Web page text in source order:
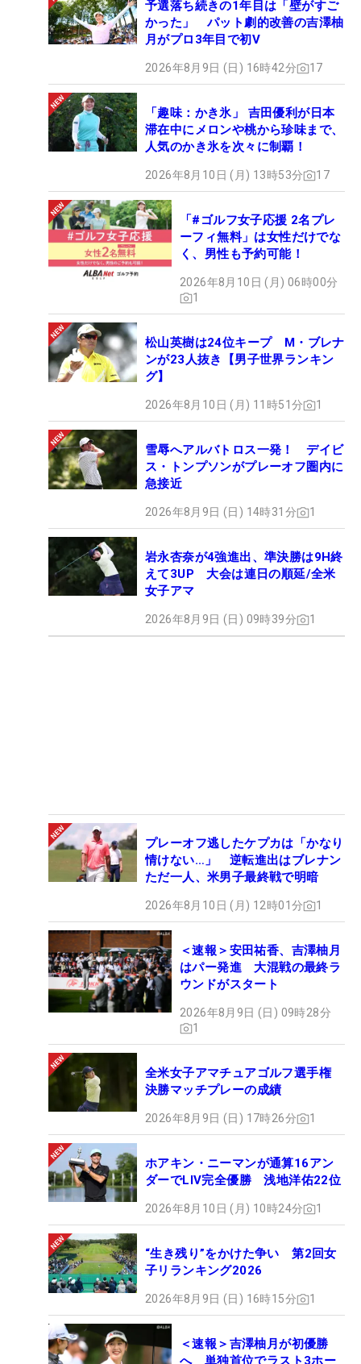
予選落ち続きの1年目は「壁がすご
かった」 パット劇的改善の吉澤柚
月がプロ3年目で初V
2026年8月9日 (日) 16時42分 17
「趣味：かき氷」 吉田優利が日本
滞在中にメロンや桃から珍味まで、
人気のかき氷を次々に制覇！
2026年8月10日 (月) 13時53分 17
「#ゴルフ女子応援 2名プレ
ーフィ無料」は女性だけでな
く、男性も予約可能！
2026年8月10日 (月) 06時00分
1
松山英樹は24位キープ M・ブレナ
ンが23人抜き【男子世界ランキン
グ】
2026年8月10日 (月) 11時51分 1
雪辱へアルバトロス一発！ デイビ
ス・トンプソンがプレーオフ圏内に
急接近
2026年8月9日 (日) 14時31分 1
岩永杏奈が4強進出、準決勝は9H終
えて3UP 大会は連日の順延/全米
女子アマ
2026年8月9日 (日) 09時39分 1
プレーオフ逃したケプカは「かなり
情けない…」 逆転進出はブレナン
ただ一人、米男子最終戦で明暗
2026年8月10日 (月) 12時01分 1
＜速報＞安田祐香、吉澤柚月
はパー発進 大混戦の最終ラ
ウンドがスタート
2026年8月9日 (日) 09時28分
1
全米女子アマチュアゴルフ選手権
決勝マッチプレーの成績
2026年8月9日 (日) 17時26分 1
ホアキン・ニーマンが通算16アン
ダーでLIV完全優勝 浅地洋佑22位
2026年8月10日 (月) 10時24分 1
“生き残り”をかけた争い 第2回女
子リランキング2026
2026年8月9日 (日) 16時15分 1
＜速報＞吉澤柚月が初優勝
へ 単独首位でラスト3ホー